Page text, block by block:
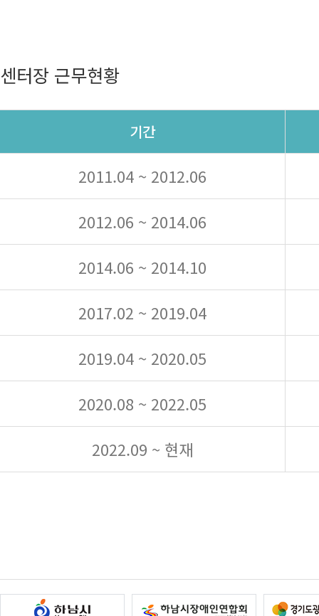
센터장 근무현황
기간
2011.04 ~ 2012.06
2012.06 ~ 2014.06
2014.06 ~ 2014.10
2017.02 ~ 2019.04
2019.04 ~ 2020.05
2020.08 ~ 2022.05
2022.09 ~ 현재